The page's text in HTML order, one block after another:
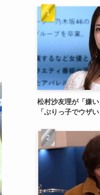
松村沙友理が「嫌い
「ぶりっ子でウザ